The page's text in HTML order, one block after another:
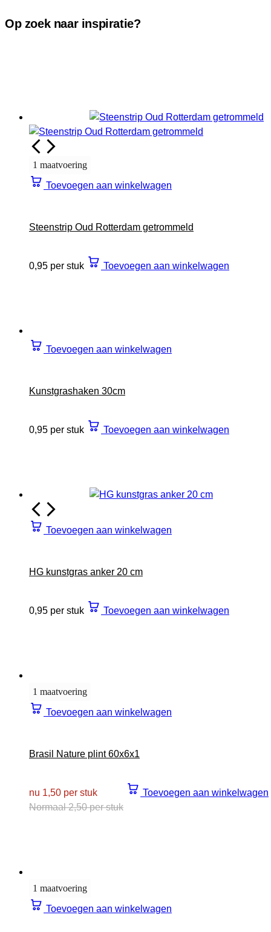
Op zoek naar inspiratie?
1 maatvoering
Toevoegen aan winkelwagen
Steenstrip Oud Rotterdam getrommeld
0,95 per stuk Toevoegen aan winkelwagen
Toevoegen aan winkelwagen
Kunstgrashaken 30cm
0,95 per stuk Toevoegen aan winkelwagen
Toevoegen aan winkelwagen
HG kunstgras anker 20 cm
0,95 per stuk Toevoegen aan winkelwagen
1 maatvoering
Toevoegen aan winkelwagen
Brasil Nature plint 60x6x1
nu 1,50 per stuk
Normaal 2,50 per stuk
Toevoegen aan winkelwagen
1 maatvoering
Toevoegen aan winkelwagen